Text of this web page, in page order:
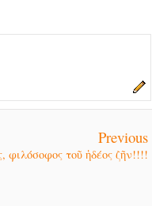
Previous
φιλόσοφος τοῦ ἡδέος ζῆν!!!!